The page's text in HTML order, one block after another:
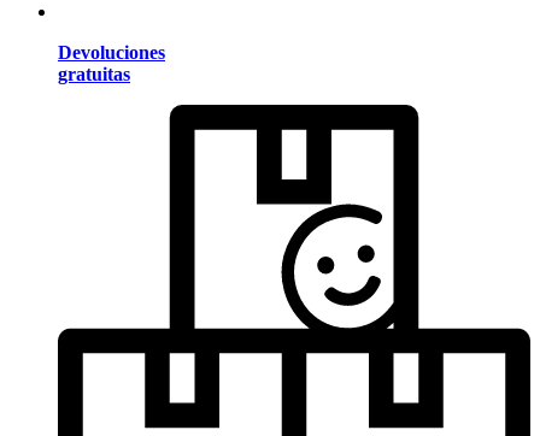
Devoluciones
gratuitas